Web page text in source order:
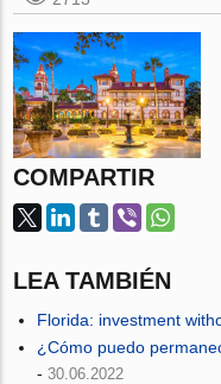
COMPARTIR
LEA TAMBIÉN
Florida: investment
¿Cómo puedo
-30.06.2022